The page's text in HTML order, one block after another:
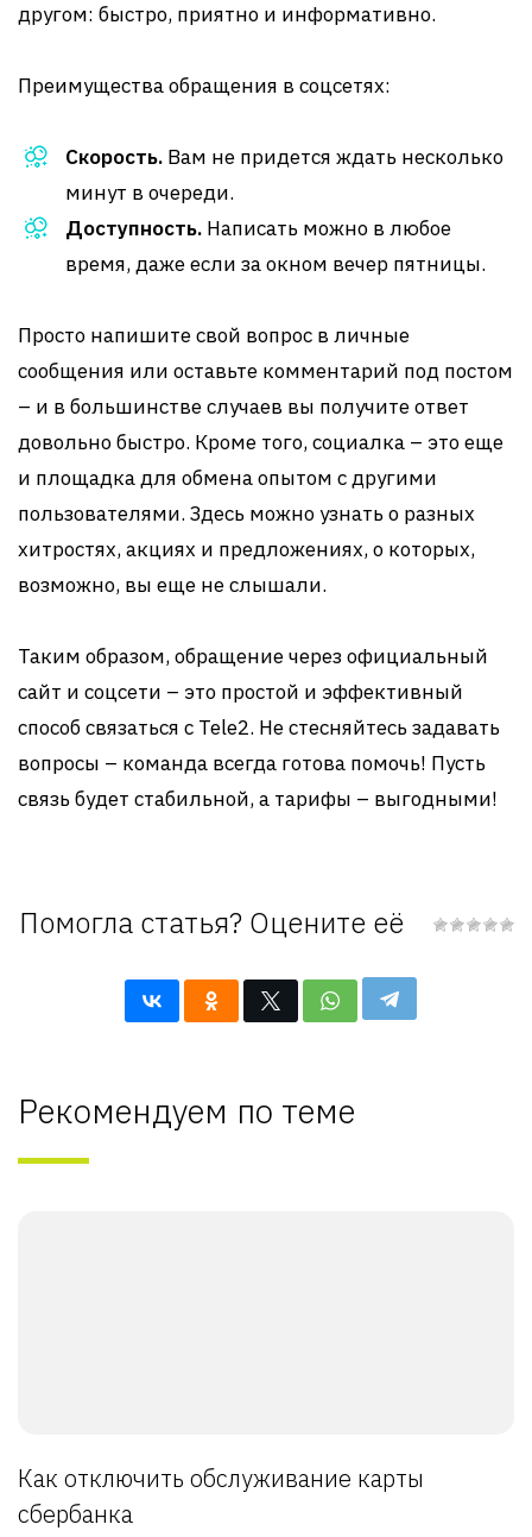
другом: быстро, приятно и информативно.
Преимущества обращения в соцсетях:
Скорость. Вам не придется ждать несколько
минут в очереди.
Доступность. Написать можно в любое
время, даже если за окном вечер пятницы.
Просто напишите свой вопрос в личные
сообщения или оставьте комментарий под постом
– и в большинстве случаев вы получите ответ
довольно быстро. Кроме того, социалка – это еще
и площадка для обмена опытом с другими
пользователями. Здесь можно узнать о разных
хитростях, акциях и предложениях, о которых,
возможно, вы еще не слышали.
Таким образом, обращение через официальный
сайт и соцсети – это простой и эффективный
способ связаться с Tele2. Не стесняйтесь задавать
вопросы – команда всегда готова помочь! Пусть
связь будет стабильной, а тарифы – выгодными!
Помогла статья? Оцените её
Рекомендуем по теме
Как отключить обслуживание карты
сбербанка